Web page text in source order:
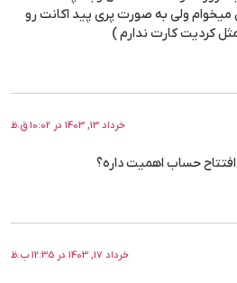
ولی به صورت پری پید اکانت رو
کردیت کارت ندارم )
خرداد 13, 1403 در 10:02 ق.ظ
حساب اهمیت داره؟
خرداد 17, 1403 در 12:35 ب.ظ